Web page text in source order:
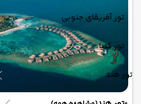
تور آفریقای جنوبی
تور کنیا
تور هند